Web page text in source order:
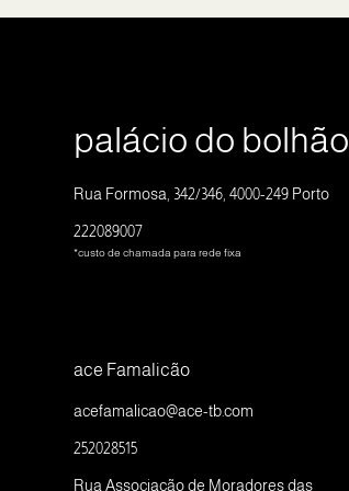
palácio do bolhão
Rua Formosa, 342/346, 4000-249 Porto
222089007
*custo de chamada para rede fixa
ace Famalicão
acefamalicao@ace-tb.com
252028515
Rua Associação de Moradores das